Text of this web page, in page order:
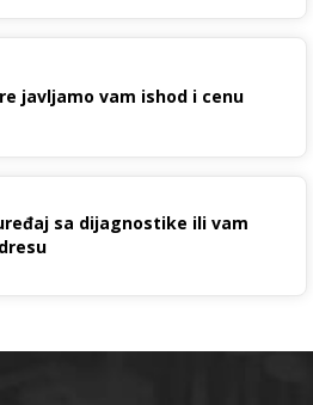
javljamo vam ishod i cenu
sa dijagnostike ili vam